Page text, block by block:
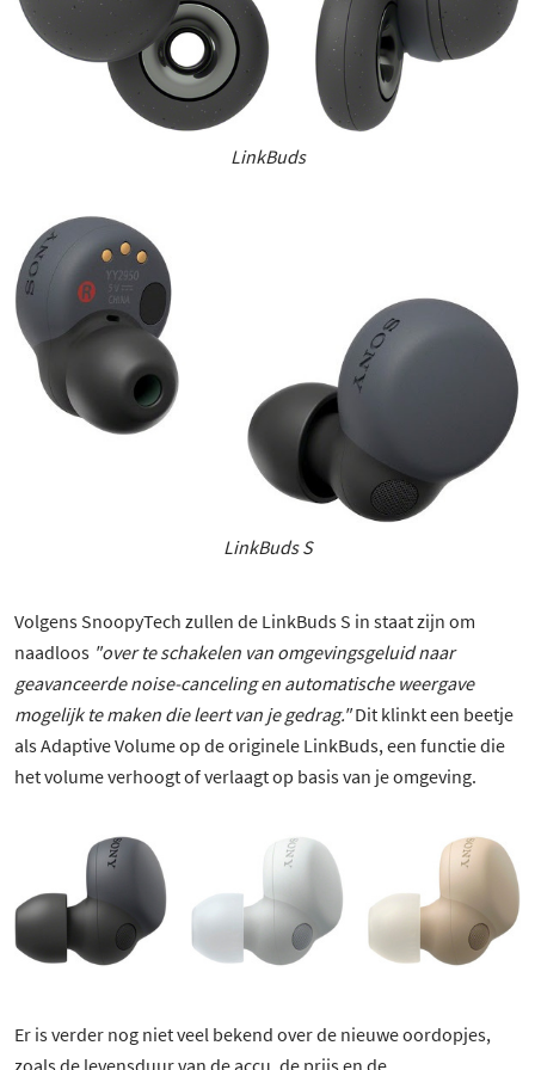
LinkBuds
LinkBuds S
Volgens SnoopyTech zullen de LinkBuds S in staat zijn om
naadloos "over te schakelen van omgevingsgeluid naar
geavanceerde noise-canceling en automatische weergave
mogelijk te maken die leert van je gedrag."Dit klinkt een beetje
als Adaptive Volume op de originele LinkBuds, een functie die
het volume verhoogt of verlaagt op basis van je omgeving.
Er is verder nog niet veel bekend over de nieuwe oordopjes,
zoals de levensduur van de accu, de prijs en de